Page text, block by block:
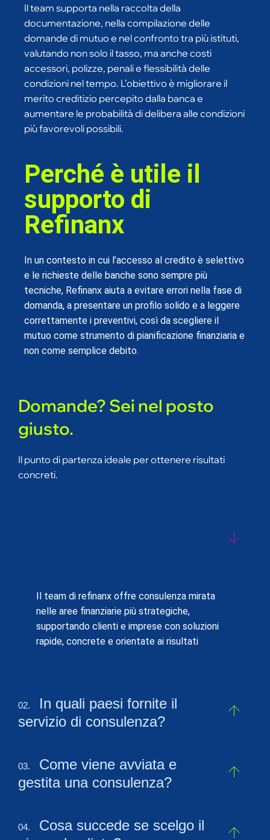
Il team supporta nella raccolta della
documentazione, nella compilazione delle
domande di mutuo e nel confronto tra più istituti,
valutando non solo il tasso, ma anche costi
accessori, polizze, penali e flessibilità delle
condizioni nel tempo. L’obiettivo è migliorare il
merito creditizio percepito dalla banca e
aumentare le probabilità di delibera alle condizioni
più favorevoli possibili.
Perché è utile il
supporto di
Refinanx
In un contesto in cui l’accesso al credito è selettivo
e le richieste delle banche sono sempre più
tecniche, Refinanx aiuta a evitare errori nella fase di
domanda, a presentare un profilo solido e a leggere
correttamente i preventivi, così da scegliere il
mutuo come strumento di pianificazione finanziaria e
non come semplice debito.
Domande? Sei nel posto
giusto.
Il punto di partenza ideale per ottenere risultati
concreti.
Il team di refinanx offre consulenza mirata
nelle aree finanziarie più strategiche,
supportando clienti e imprese con soluzioni
rapide, concrete e orientate ai risultati
02.
In quali paesi fornite il
servizio di consulenza?
03.
Come viene avviata e
gestita una consulenza?
04.
Cosa succede se scelgo il